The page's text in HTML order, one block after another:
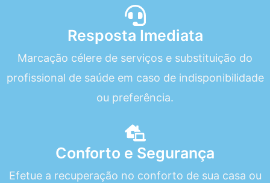
Resposta Imediata
Marcação célere de serviços e substituição do
profissional de saúde em caso de indisponibilidade
ou preferência.
Conforto e Segurança
Efetue a recuperação no conforto de sua casa ou